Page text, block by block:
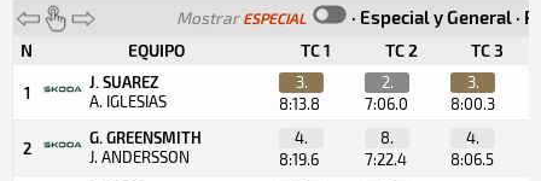
Mostrar ESPECIAL · Especial y General ·
N EQUIPO TC 1 TC 2 TC 3
1
J. SUAREZ
A. IGLESIAS
3.
8:13.8
2.
7:06.0
3.
8:00.3
2
G. GREENSMITH
J. ANDERSSON
4.
8:19.6
8.
7:22.4
4.
8:06.5